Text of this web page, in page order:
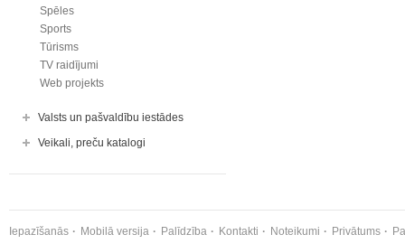
Spēles
Sports
Tūrisms
TV raidījumi
Web projekts
Valsts un pašvaldību iestādes
Veikali, preču katalogi
Iepazīšanās Mobilā versija Palīdzība Kontakti Noteikumi Privātums